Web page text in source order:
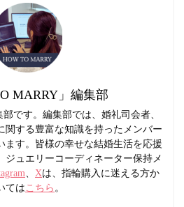
MARRY」編集部
部です。編集部では、婚礼司会者、
関する豊富な知識を持ったメンバー
ます。皆様の幸せな結婚生活を応援
ジュエリーコーディネーター保持メ
Xは、指輪購入に迷える方か
ては こちら 。